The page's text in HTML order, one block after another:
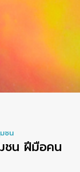
ชน
น ฝีมือคน